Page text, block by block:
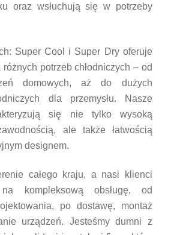
oraz wsłuchują się w potrzeby
Super Cool i Super Dry oferuje
potrzeb chłodniczych – od
domowych, aż do dużych
dla przemysłu. Nasze
się nie tylko wysoką
ale także łatwością
designem.
całego kraju, a nasi klienci
kompleksową obsługę, od
po dostawę, montaż
urządzeń. Jesteśmy dumni z